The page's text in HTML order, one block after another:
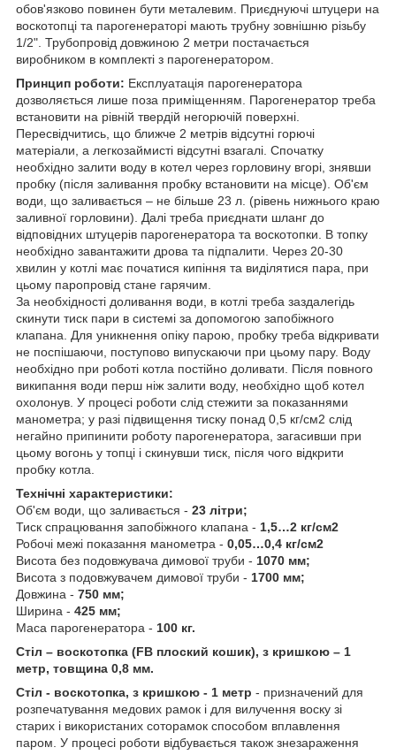
обов'язково повинен бути металевим. Приєднуючі штуцери на
воскотопці та парогенераторі мають трубну зовнішню різьбу
1/2". Трубопровід довжиною 2 метри постачається
виробником в комплекті з парогенератором.
Принцип роботи: Експлуатація парогенератора
дозволяється лише поза приміщенням. Парогенератор треба
встановити на рівній твердій негорючій поверхні.
Пересвідчитись, що ближче 2 метрів відсутні горючі
матеріали, а легкозаймисті відсутні взагалі. Спочатку
необхідно залити воду в котел через горловину вгорі, знявши
пробку (після заливання пробку встановити на місце). Об'єм
води, що заливається – не більше 23 л. (рівень нижнього краю
заливної горловини). Далі треба приєднати шланг до
відповідних штуцерів парогенератора та воскотопки. В топку
необхідно завантажити дрова та підпалити. Через 20-30
хвилин у котлі має початися кипіння та виділятися пара, при
цьому паропровід стане гарячим.
За необхідності доливання води, в котлі треба заздалегідь
скинути тиск пари в системі за допомогою запобіжного
клапана. Для уникнення опіку парою, пробку треба відкривати
не поспішаючи, поступово випускаючи при цьому пару. Воду
необхідно при роботі котла постійно доливати. Після повного
википання води перш ніж залити воду, необхідно щоб котел
охолонув. У процесі роботи слід стежити за показаннями
манометра; у разі підвищення тиску понад 0,5 кг/см2 слід
негайно припинити роботу парогенератора, загасивши при
цьому вогонь у топці і скинувши тиск, після чого відкрити
пробку котла.
Технічні характеристики:
Об'єм води, що заливається - 23 літри;
Тиск спрацювання запобіжного клапана - 1,5…2 кг/см2
Робочі межі показання манометра - 0,05…0,4 кг/см2
Висота без подовжувача димової труби - 1070 мм;
Висота з подовжувачем димової труби - 1700 мм;
Довжина - 750 мм;
Ширина - 425 мм;
Маса парогенератора - 100 кг.
Стіл – воскотопка (FB плоский кошик), з кришкою – 1
метр, товщина 0,8 мм.
Стіл - воскотопка, з кришкою - 1 метр - призначений для
розпечатування медових рамок і для вилучення воску зі
старих і використаних соторамок способом вплавлення
паром. У процесі роботи відбувається також знезараження